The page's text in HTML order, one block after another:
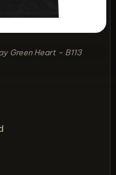
Green Heart – B113